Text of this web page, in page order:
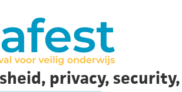
privacy,